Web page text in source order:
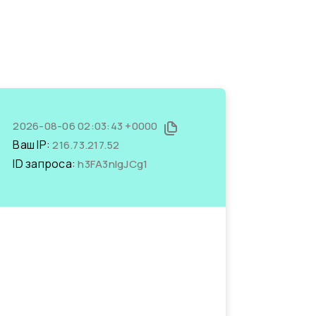
2026-08-06 02:03:43 +0000
Ваш IP:216.73.217.52
ID запроса:h3FA3nIgJCg1